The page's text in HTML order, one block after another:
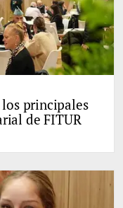
principales
de FITUR